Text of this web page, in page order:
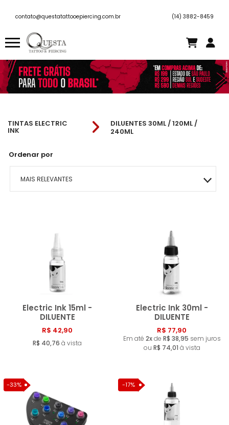
contato@questatattooepiercing.com.br (14) 3882-8459
TINTAS ELECTRIC
INK
DILUENTES 30ML / 120ML /
240ML
Ordenar por
MAIS RELEVANTES
MAIOR PREÇO
Electric Ink 15ml -
DILUENTE
R$ 42,90
R$ 40,76 à vista
Comprar
Electric Ink 30ml -
DILUENTE
R$ 77,90
Em até 2xde R$ 38,95 sem juros
ou R$ 74,01 à vista
-33% -17%